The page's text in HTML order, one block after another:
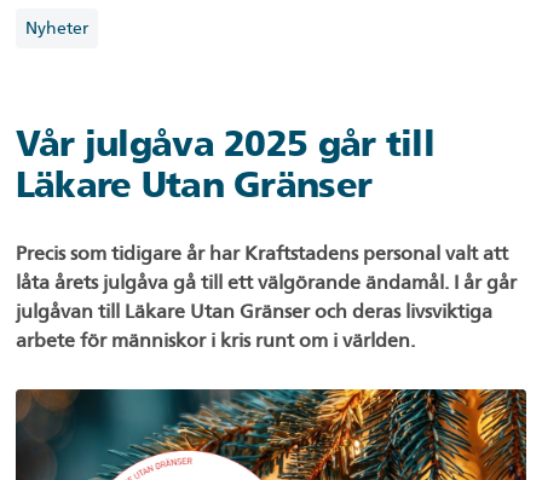
Nyheter
Vår julgåva 2025 går till
Läkare Utan Gränser
Precis som tidigare år har Kraftstadens personal valt att
låta årets julgåva gå till ett välgörande ändamål. I år går
julgåvan till Läkare Utan Gränser och deras livsviktiga
arbete för människor i kris runt om i världen.